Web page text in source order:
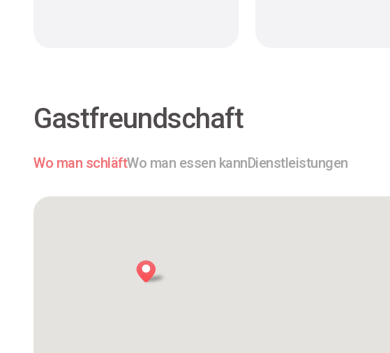
Gastfreundschaft
Wo man schläftWo man essen kannDienstleistungen